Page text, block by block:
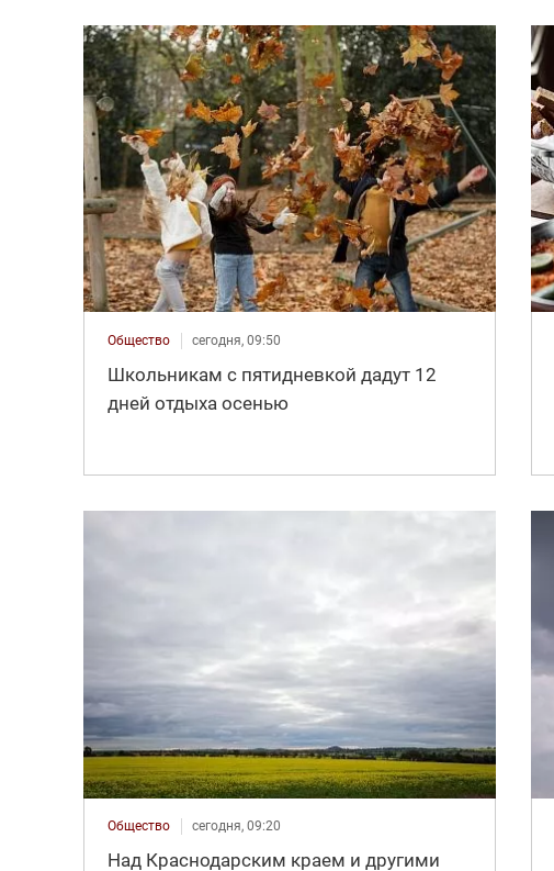
Общество сегодня, 09:50
Школьникам с пятидневкой дадут 12
дней отдыха осенью
Общество сегодня, 09:20
Над Краснодарским краем и другими